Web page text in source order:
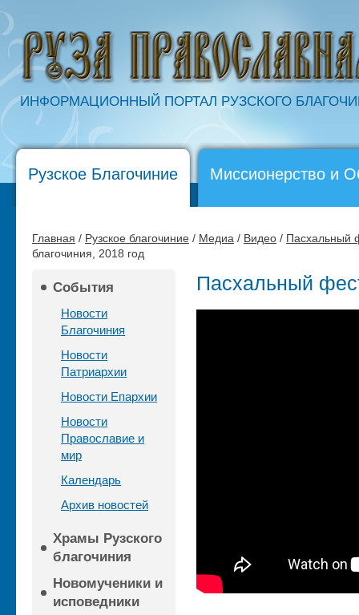
ИНФОРМАЦИОННЫЙ ПОРТАЛ РУЗСКОГО
Рузское Благочиние Миссионерство и
Главная / Рузское благочиние / Медиа / Видео / Пасхальный
благочиния, 2018 год
События
Новости
Благочиния
Новости
Патриархии
Новости Епархии
Новости
Православие и
мир
Календарь
Архив новостей
Храмы Рузского
благочиния
Новомученики и
исповедники
Пасхальный